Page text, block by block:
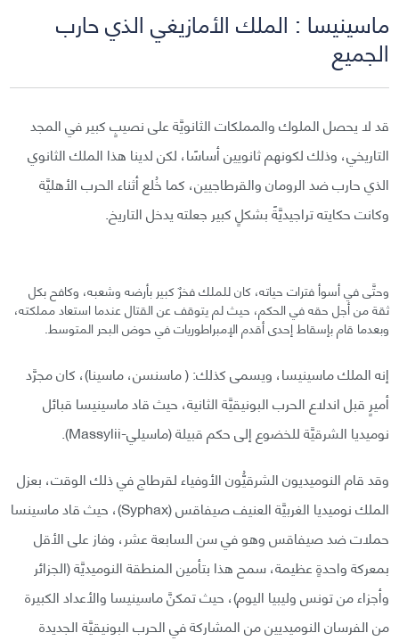
ماسينيسا : الملك الأمازيغي الذي حارب
الجميع
قد لا يحصل الملوك والمملكات الثانويَّة على نصيبٍ كبير في المجد
التاريخي، وذلك لكونهم ثانويين أساسًا، لكن لدينا هذا الملك الثانوي
الذي حارب ضد الرومان والقرطاجيين، كما خُلع أثناء الحرب الأهليَّة
وكانت حكايته تراجيديَّةً بشكلٍ كبير جعلته يدخل التاريخ.
وحتَّى في أسوأ فترات حياته، كان للملك فخرٌ كبير بأرضه وشعبه، وكافح بكل
ثقة من أجل حقه في الحكم، حيث لم يتوقف عن القتال عندما استعاد مملكته،
وبعدما قام بإسقاط إحدى أقدم الإمبراطوريات في حوض البحر المتوسط.
إنه الملك ماسينيسا، ويسمى كذلك: ( ماسنسن، ماسينا)، كان مجرَّد
أميرٍ قبل اندلاع الحرب البونيقيَّة الثانية، حيث قاد ماسينيسا قبائل
نوميديا الشرقيَّة للخضوع إلى حكم قبيلة (ماسيلي-Massylii).
وقد قام النوميديون الشرقيُّون الأوفياء لقرطاج في ذلك الوقت، بعزل
الملك نوميديا الغربيَّة العنيف صيفاقس (Syphax)، حيث قاد ماسينسا
حملات ضد صيفاقس وهو في سن السابعة عشر، وفاز على الأقل
بمعركة واحدةٍ عظيمة، سمح هذا بتأمين المنطقة النوميديَّة (الجزائر
وأجزاء من تونس وليبيا اليوم)، حيث تمكنَّ ماسينيسا والأعداد الكبيرة
من الفرسان النوميديين من المشاركة في الحرب البونيقيَّة الجديدة